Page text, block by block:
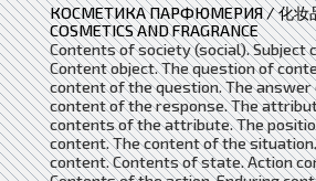
КОСМЕТИКА ПАРФЮМЕРИЯ / 化妆
COSMETICS AND FRAGRANCE
Contents of society (social). Subject
Content object. The question of
content of the question. The answer
content of the response. The
contents of the attribute. The
content. The content of the
content. Contents of state. Action